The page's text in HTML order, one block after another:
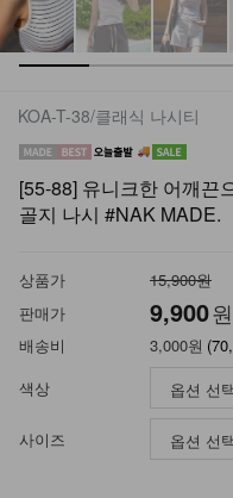
KOA-T-38/클래식 나시티
[55-88] 유니크한 어깨끈
골지 나시 #NAK MADE.
상품가
15,900원
판매가
9,900원
배송비 3,000원
색상
사이즈